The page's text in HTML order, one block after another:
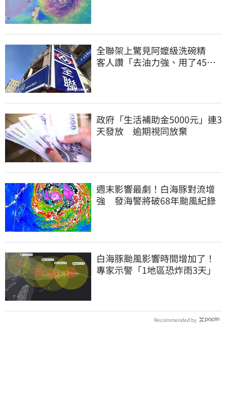
全聯架上驚見阿嬤級洗碗精
客人讚「去油力強、用了45
政府「生活補助金5000元」連3
天發放 逾期視同放棄
週末影響最劇！白海豚對流增
強 發海警將破68年颱風紀錄
白海豚颱風影響時間增加了！
專家示警「1地區恐炸雨3天」
Recommended by